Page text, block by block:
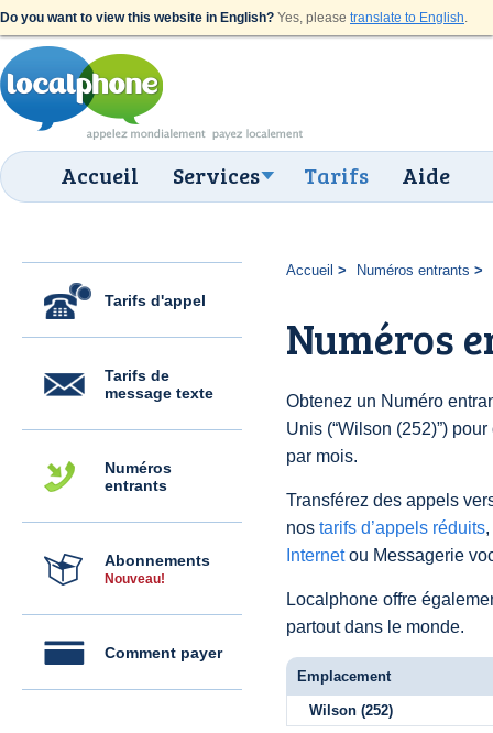
Do you want to view this website in English? Yes, please translate to English.
Accueil Services Tarifs Aide
Tarifs d'appel
Tarifs de
message texte
Numéros
entrants
Abonnements
Nouveau!
Comment payer
Accueil Numéros entrants
Numéros
Obtenez un Numéro
Unis (“Wilson (252)”)
par mois.
Transférez des appels
nos tarifs d’appels réduits
Internetou Messagerie
Localphone offre
partout dans le monde.
Emplacement
Wilson (252)